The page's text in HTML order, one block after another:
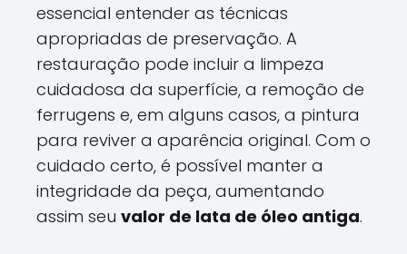
essencial entender as técnicas
apropriadas de preservação. A
restauração pode incluir a limpeza
cuidadosa da superfície, a remoção de
ferrugens e, em alguns casos, a pintura
para reviver a aparência original. Com o
cuidado certo, é possível manter a
integridade da peça, aumentando
assim seu valor de lata de óleo antiga.